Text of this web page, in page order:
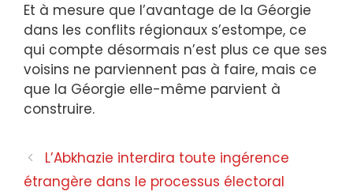
Et à mesure que l’avantage de la Géorgie
dans les conflits régionaux s’estompe, ce
qui compte désormais n’est plus ce que ses
voisins ne parviennent pas à faire, mais ce
que la Géorgie elle-même parvient à
construire.
L’Abkhazie interdira toute ingérence
étrangère dans le processus électoral